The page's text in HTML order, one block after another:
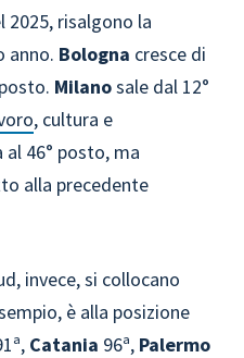
2025, risalgono la
anno. Bologna cresce di
Milanosale dal 12°
, cultura e
al 46° posto, ma
alla precedente
invece, si collocano
è alla posizione
Catania 96ª, Palermo